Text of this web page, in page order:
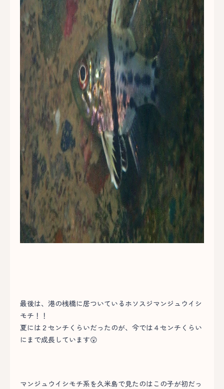
最後は、港の桟橋に居ついているホソスジマンジュウイシ
モチ！！
夏には２センチくらいだったのが、今では４センチくらい
にまで成長しています😲
マンジュウイシモチ系を久米島で見たのはこの子が初だっ